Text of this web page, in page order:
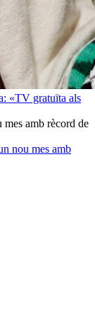
«TV gratuïta als
nou mes amb